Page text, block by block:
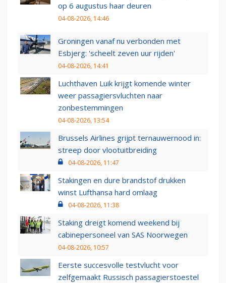
op 6 augustus haar deuren
04-08-2026, 14:46
Groningen vanaf nu verbonden met
Esbjerg: 'scheelt zeven uur rijden'
04-08-2026, 14:41
Luchthaven Luik krijgt komende winter
weer passagiersvluchten naar
zonbestemmingen
04-08-2026, 13:54
Brussels Airlines grijpt ternauwernood in:
streep door vlootuitbreiding
04-08-2026, 11:47
Stakingen en dure brandstof drukken
winst Lufthansa hard omlaag
04-08-2026, 11:38
Staking dreigt komend weekend bij
cabinepersoneel van SAS Noorwegen
04-08-2026, 10:57
Eerste succesvolle testvlucht voor
zelfgemaakt Russisch passagierstoestel